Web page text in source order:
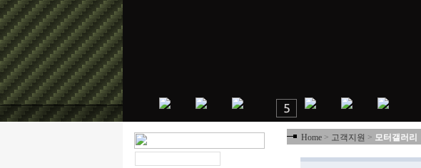
Home > 고객지원 > 모터갤러리